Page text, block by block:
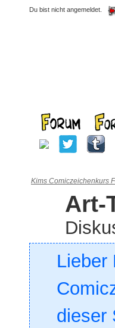
Du bist nicht angemeldet.
Kims Comiczeichenkurs
Art-
Lieber
dieser